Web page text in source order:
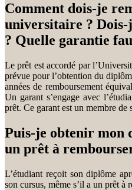
Comment dois-je
universitaire ? Dois-
? Quelle garantie
Le prêt est accordé par
prévue pour l’obtention du
années de remboursement
Un garant s’engage avec
prêt. Ce garant est un membre de
Puis-je obtenir mon
un prêt à
L’étudiant reçoit son diplôme
son cursus, même s’il a un prêt à